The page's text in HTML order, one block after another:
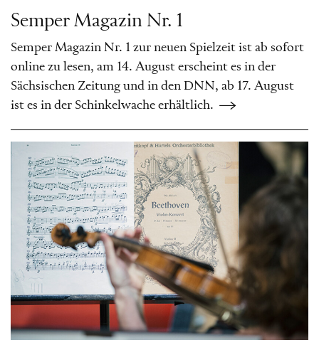
Semper Magazin Nr. 1
Semper Magazin Nr. 1 zur neuen Spielzeit ist ab sofort
online zu lesen, am 14. August erscheint es in der
Sächsischen Zeitung und in den DNN, ab 17. August
ist es in der Schinkelwache erhältlich.